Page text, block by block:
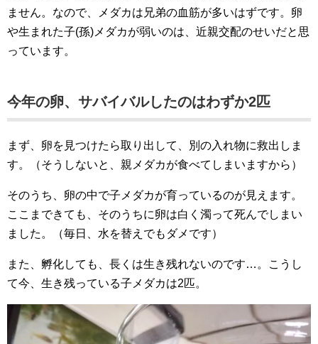
ません。なので、メダカは兄弟の血筋が多いはずです。卵
や生まれた子(孫)メダカが弱いのは、近親交配のせいだと思
っています。
今年の卵、サバイバルしたのはわずか2匹
まず、卵を見つけたら取り出して、別の入れ物に救出しま
す。（そうしないと、親メダカが食べてしまいますから）
そのうち、卵の中で子メダカが育っているのが見えます。
ここまできても、そのうちに卵は白く濁って死んでしまい
ました。（毎日、水を替えでもダメです）
また、孵化しても、長くは生き残れないのです…。こうし
て今、生き残っている子メダカは2匹。